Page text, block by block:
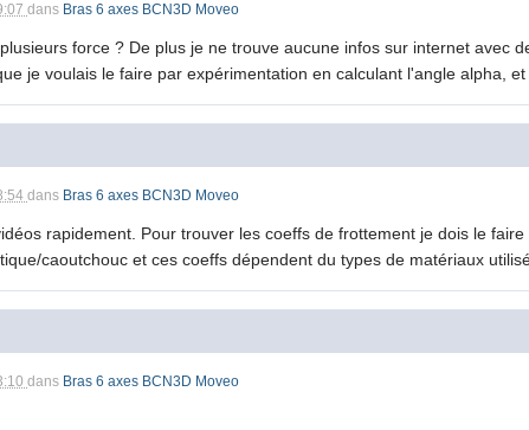
dans Bras 6 axes BCN3D Moveo
force ? De plus je ne trouve aucune infos sur internet avec
je voulais le faire par expérimentation en calculant l'angle alpha,
dans Bras 6 axes BCN3D Moveo
rapidement. Pour trouver les coeffs de frottement je dois le
caoutchouc et ces coeffs dépendent du types de matériaux
dans Bras 6 axes BCN3D Moveo